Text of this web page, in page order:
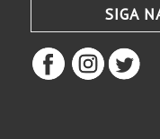
SIGA